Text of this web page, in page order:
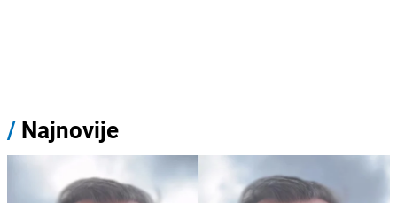
/ Najnovije